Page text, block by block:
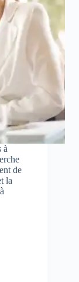
à
de
la